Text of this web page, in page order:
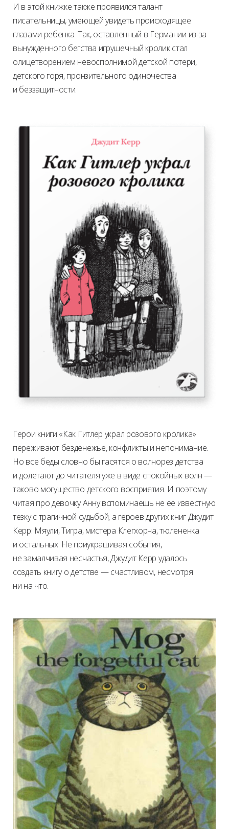
И в этой книжке также проявился талант
писательницы, умеющей увидеть происходящее
глазами ребенка. Так, оставленный в Германии из-за
вынужденного бегства игрушечный кролик стал
олицетворением невосполнимой детской потери,
детского горя, пронзительного одиночества
и беззащитности.
Герои книги «Как Гитлер украл розового кролика»
переживают безденежье, конфликты и непонимание.
Но все беды словно бы гасятся о волнорез детства
и долетают до читателя уже в виде спокойных волн —
таково могущество детского восприятия. И поэтому
читая про девочку Анну вспоминаешь не ее известную
тезку с трагичной судьбой, а героев других книг Джудит
Керр: Мяули, Тигра, мистера Клегхорна, тюлененка
и остальных. Не приукрашивая события,
не замалчивая несчастья, Джудит Керр удалось
создать книгу о детстве — счастливом, несмотря
ни на что.